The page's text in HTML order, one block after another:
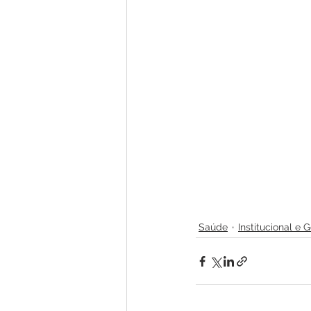
Saúde Institucional e